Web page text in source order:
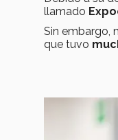
llamado
Sin embargo,
que tuvo